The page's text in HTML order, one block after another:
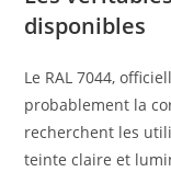
disponibles
Le RAL 7044,
probablement la
recherchent les
teinte claire et